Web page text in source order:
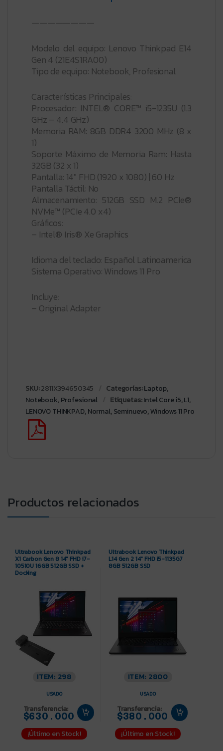
————————
Modelo del equipo: Lenovo Thinkpad E14
Gen 4 (21E4S1RA00)
Tipo de equipo: Notebook, Profesional
Características Principales:
Procesador: INTEL® CORE™ i5-1235U (1.3
GHz – 4.4 GHz)
Memoria RAM: 8GB DDR4 3200 MHz (8 x
1)
Soporte Máximo de Memoria Ram: Hasta
32GB (32 x 1)
Pantalla: 14″ FHD (1920 x 1080) | 60 Hz
Pantalla Táctil: No
Almacenamiento: 512GB SSD M.2 PCIe®
NVMe™ (PCIe 4.0 x4)
Gráficos:
– Intel® Iris® Xe Graphics
Idioma del teclado: Español Latinoamerica
Sistema Operativo: Windows 11 Pro
Incluye:
– Original Adapter
SKU:2811X394650345 Categorías:Laptop,
Notebook,Profesional Etiquetas:Intel Core i5,L1,
LENOVO THINKPAD,Normal,Seminuevo,Windows 11 Pro
Productos relacionados
Ultrabook Lenovo Thinkpad
X1 Carbon Gen 8 14″ FHD i7-
10510U 16GB 512GB SSD +
Docking
ITEM: 298
USADO
Transferencia:
$630.000
¡Último en Stock!
Ultrabook Lenovo Thinkpad
L14 Gen 2 14″ FHD i5-1135G7
8GB 512GB SSD
ITEM: 2800
USADO
Transferencia:
$380.000
¡Último en Stock!